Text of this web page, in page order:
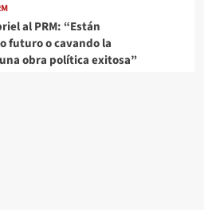
al PRM: “Están
futuro o cavando la
obra política exitosa”